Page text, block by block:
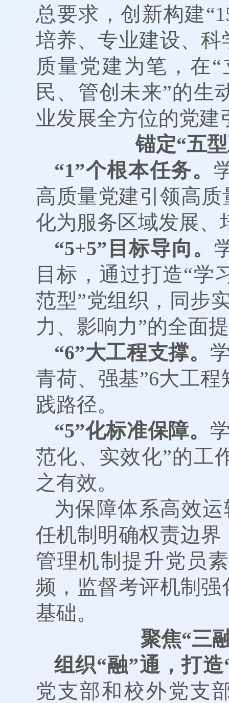
总要求，创新构建
培养、专业建设、
质量党建为笔，在
民、管创未来”的生
业发展全方位的党
锚定“五
“1”个根本任务。
高质量党建引领高
化为服务区域发展、
“5+5”目标导向。
目标，通过打造“学
范型”党组织，同步
力、影响力”的全面
“6”大工程支撑。
青荷、强基”6大工
践路径。
“5”化标准保障。
范化、实效化”的工
之有效。
为保障体系高效
任机制明确权责边
管理机制提升党员
频，监督考评机制
基础。
聚焦“三
组织“融”通，打造
党支部和校外党支